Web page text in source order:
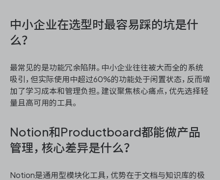
中小企业在选型时最容易踩的坑是什
么？
最常见的是功能冗余陷阱。中小企业往往被大而全的系统
吸引，但实际使用中超过60%的功能处于闲置状态，反而增
加了学习成本和管理负担。建议聚焦核心痛点，优先选择轻
量且高可用的工具。
Notion和Productboard都能做产品
管理，核心差异是什么？
Notion是通用型模块化工具，优势在于文档与知识库的极